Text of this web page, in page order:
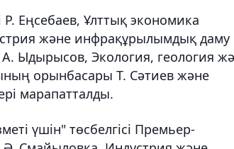
Еңсебаев, Ұлттық экономика
және инфрақұрылымдық даму
Ыдырысов, Экология, геология
орынбасары Т. Сәтиев және
марапатталды.
үшін" төсбелгісі Премьер-